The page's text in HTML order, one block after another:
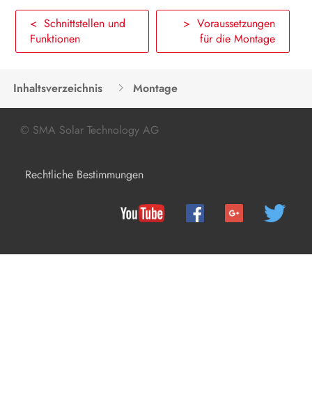
< Schnittstellen und
Funktionen
> Voraussetzungen
für die Montage
Inhaltsverzeichnis Montage
© SMA Solar Technology AG
Rechtliche Bestimmungen
Anschluss
Inbetriebnahme
Fehlersuche
Produkt außer Betrieb nehmen